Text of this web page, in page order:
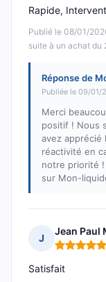
Publié le 08/01/
suite à un achat du
Rapide,
Réponse de
Publiée le 09/01/
Merci
positif ! Nous
avez
réactivité en
notre priorité !
sur Mon-
J
Jean Paul
Note : 5
Satisfait